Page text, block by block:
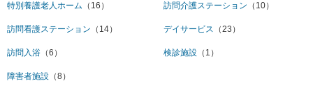
特別養護老人ホーム （16） 訪問介護ステーション （10）
訪問看護ステーション （14） デイサービス （23）
訪問入浴 （6） 検診施設 （1）
障害者施設 （8）